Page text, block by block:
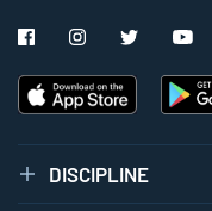
DISCIPLINE